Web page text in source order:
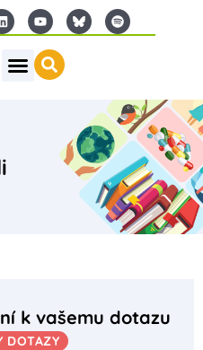
k vašemu dotazu
DOTAZY